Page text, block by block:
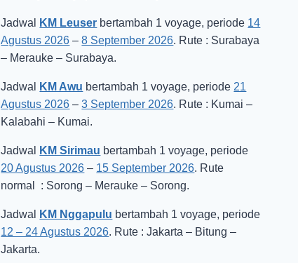
Jadwal KM Leuser bertambah 1 voyage, periode 14
Agustus 2026 –8 September 2026. Rute : Surabaya
– Merauke – Surabaya.
Jadwal KM Awu bertambah 1 voyage, periode 21
Agustus 2026 –3 September 2026. Rute : Kumai –
Kalabahi – Kumai.
Jadwal KM Sirimau bertambah 1 voyage, periode
20 Agustus 2026 – 15 September 2026. Rute
normal : Sorong – Merauke – Sorong.
Jadwal KM Nggapulu bertambah 1 voyage, periode
12 – 24 Agustus 2026. Rute : Jakarta – Bitung –
Jakarta.